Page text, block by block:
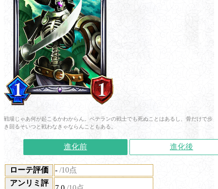
戦場じゃあ何が起こるかわからん。ベテランの戦士でも死ぬことはあるし、骨だけで歩
き回るそいつと戦わなきゃならんこともある。
進化前 進化後
ローテ評価 - /10点
アンリミ評